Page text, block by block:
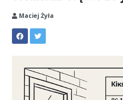
Maciej Żyła